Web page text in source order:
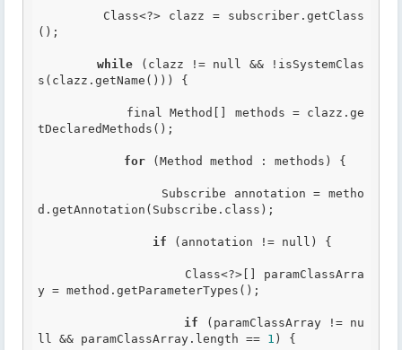
();
while (clazz != null && !isSystemClas
s(clazz.getName())) {
tDeclaredMethods();
for (Method method : methods) {
d.getAnnotation(Subscribe.class);
if (annotation != null) {
y = method.getParameterTypes();
if (paramClassArray != nu
ll && paramClassArray.length == 1 ) {